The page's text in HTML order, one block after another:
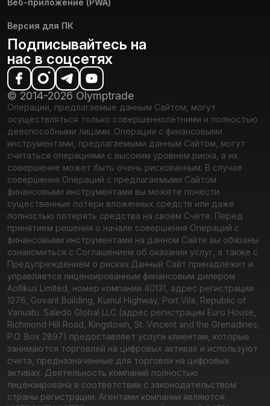
Веб-приложение (PWA)
Версия для ПК
Подписывайтесь на
нас в соцсетях
© 2014-2026 Olymptrade
Операции, предлагаемые данным Сайтом, могут
осуществляться только совершеннолетними и полностью
дееспособными лицами. Операции с финансовыми
инструментами, предлагаемыми данным Сайтом, могут
считаться операциями с высоким уровнем риска, а их
совершение может быть очень рискованным. В случае
совершения Операций с предлагаемыми Сайтом
финансовыми инструментами вы можете понести
существенные потери вложенных средств или даже
полностью потерять средства на своем Счете. Перед
принятием решения о начале совершения Операций с
финансовыми инструментами на данном Сайте вы обязаны
ознакомиться с Соглашением об оказании услуг, а также с
Предупреждением о рисках.Данный Сайт принадлежит и
управляется лицензированным финансовым дилером
Aollikus Limited, номер компании 40131, адрес регистрации
1276, Govant Building, Kumul Highway, Port Vila, Republic of
Vanuatu. Saledo Global LLC (адрес регистрации Euro House,
Richmond Hill Road, Kingstown, St. Vincent and the Grenadines,
P.O. Box 2897) предоставляет услуги клиентам, которые
занимаются торговлей на цифровых активах и используют
счета, предназначенные для торговли на цифровых
активах. Деятельность компаний полностью
лицензирована в соответствии с законодательством
страны регистрации. Агентами компании являются: